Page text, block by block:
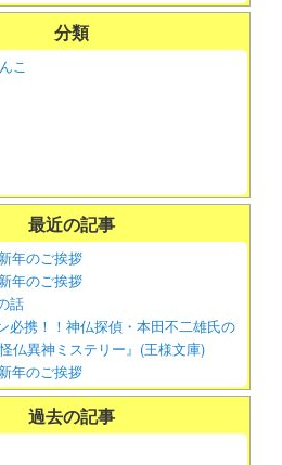
分類
こ
最近の記事
年のご挨拶
年のご挨拶
話
必携！！神仏探偵・本田不二雄氏の
仏異神ミステリー』(王様文庫)
年のご挨拶
過去の記事